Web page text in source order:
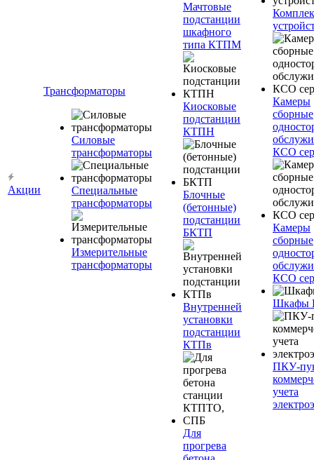
Акции
Трансформаторы
Силовые
трансформаторы
Специальные
трансформаторы
Измерительные
трансформаторы
Мачтовые
подстанции
шкафного
типа КТПМ
Киосковые
подстанции
КТПН
Блочные
(бетонные)
подстанции
БКТП
Внутренней
установки
подстанции
КТПв
Для
прогрева
Камеры
сборные
КСО
Камеры
сборные
КСО
Шкафы
ПКУ-
учета